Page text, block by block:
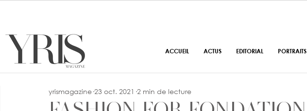
yrismagazine 23 oct. 2021 2 min de lecture
ACCUEIL ACTUS EDITORIAL PORTRAITS